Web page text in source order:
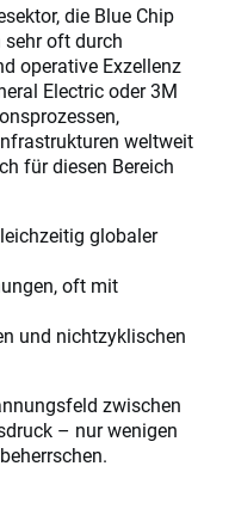
die Blue Chip
sehr oft durch
operative Exzellenz
Electric oder 3M
weltweit
für diesen Bereich
globaler
oft mit
und nichtzyklischen
zwischen
– nur wenigen